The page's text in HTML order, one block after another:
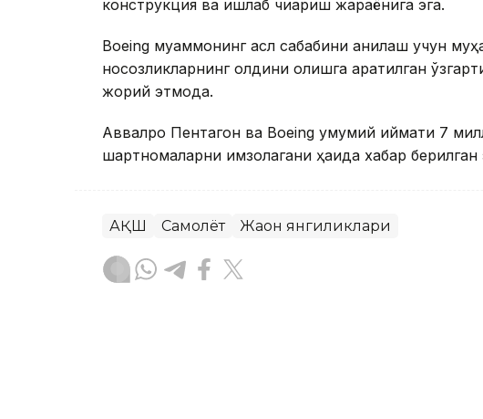
конструкция ва ишлаб чиқариш жараёнига эга.
Boeing муаммонинг асл сабабини аниқлаш учун
носозликларнинг олдини олишга қаратилган
жорий этмоқда.
Аввалроқ Пентагон ва Boeing умумий қиймати 7
шартномаларни имзолагани ҳақида хабар берилган
АҚШ Самолёт Жаҳон янгиликлари